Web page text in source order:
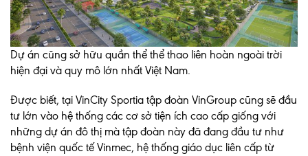
Dự án cũng sở hữu quần thể thể thao liên hoàn ngoài trời
hiện đại và quy mô lớn nhất Việt Nam.
Được biết, tại VinCity Sportia tập đoàn VinGroup cũng sẽ đầu
tư lớn vào hệ thống các cơ sở tiện ích cao cấp giống với
những dự án đô thị mà tập đoàn này đã đang đầu tư như
bệnh viện quốc tế Vinmec, hệ thống giáo dục liên cấp từ